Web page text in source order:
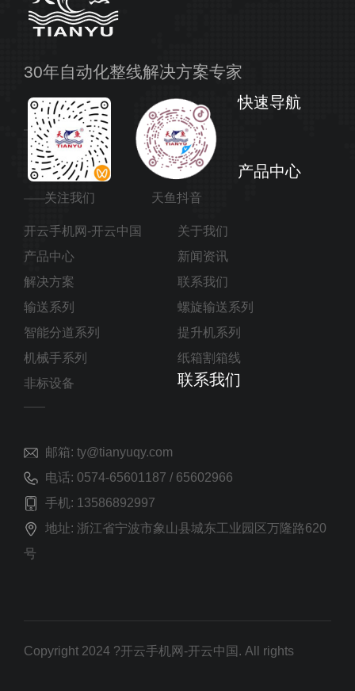
30年自动化整线解决方案专家
关注我们 天鱼抖音
快速导航
开云手机网-开云中国
关于我们
产品中心
新闻资讯
解决方案
联系我们
产品中心
输送系列
螺旋输送系列
智能分道系列
提升机系列
机械手系列
纸箱割箱线
非标设备
联系我们
邮箱: ty@tianyuqy.com
电话: 0574-65601187 / 65602966
手机: 13586892997
地址: 浙江省宁波市象山县城东工业园区万隆路620
号
Copyright 2024 ?开云手机网-开云中国. All rights